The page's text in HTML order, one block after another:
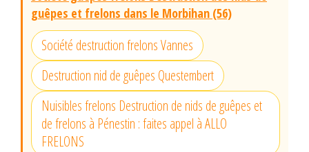
guêpes et frelons dans le Morbihan (56)
Société destruction frelons Vannes
Destruction nid de guêpes Questembert
Nuisibles frelons Destruction de nids de guêpes et
de frelons à Pénestin : faites appel à ALLO
FRELONS